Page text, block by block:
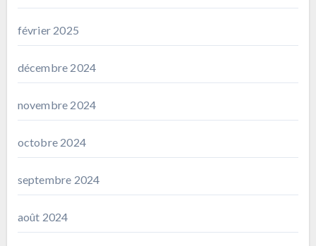
février 2025
décembre 2024
novembre 2024
octobre 2024
septembre 2024
août 2024